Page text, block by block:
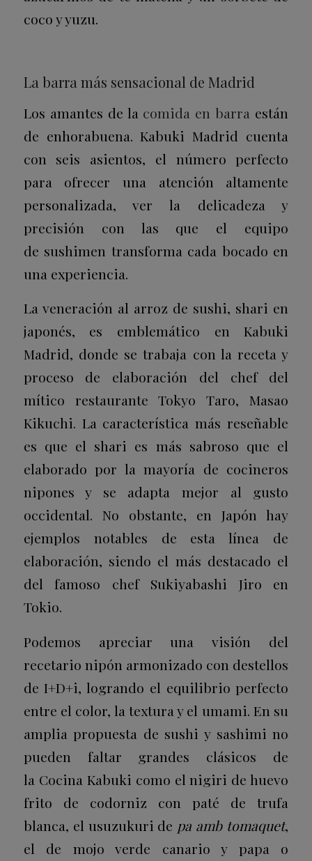
coco y yuzu.
La barra más sensacional de Madrid
Los amantes de la comida en barra están
de enhorabuena. Kabuki Madrid cuenta
con seis asientos, el número perfecto
para ofrecer una atención altamente
personalizada, ver la delicadeza y
precisión con las que el equipo
de sushimen transforma cada bocado en
una experiencia.
La veneración al arroz de sushi, shari en
japonés, es emblemático en Kabuki
Madrid, donde se trabaja con la receta y
proceso de elaboración del chef del
mítico restaurante Tokyo Taro, Masao
Kikuchi. La característica más reseñable
es que el shari es más sabroso que el
elaborado por la mayoría de cocineros
nipones y se adapta mejor al gusto
occidental. No obstante, en Japón hay
ejemplos notables de esta línea de
elaboración, siendo el más destacado el
del famoso chef Sukiyabashi Jiro en
Tokio.
Podemos apreciar una visión del
recetario nipón armonizado con destellos
de I+D+i, logrando el equilibrio perfecto
entre el color, la textura y el umami. En su
amplia propuesta de sushi y sashimi no
pueden faltar grandes clásicos de
la Cocina Kabuki como el nigiri de huevo
frito de codorniz con paté de trufa
blanca, el usuzukuri de pa amb tomaquet,
el de mojo verde canario y papa o